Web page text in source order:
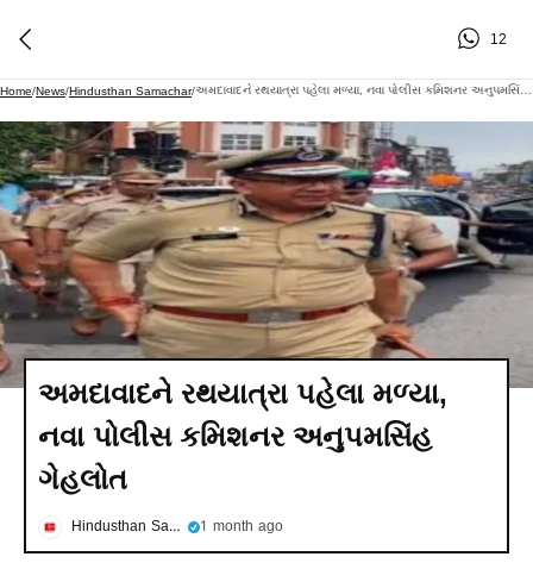
12
Home/News/Hindusthan Samachar/
અમદાવાદને રથયાત્રા પહેલા મળ્યા,
નવા પોલીસ કમિશનર અનુપમસિંહ
ગેહલોત
Hindusthan Samachar 1 month ago